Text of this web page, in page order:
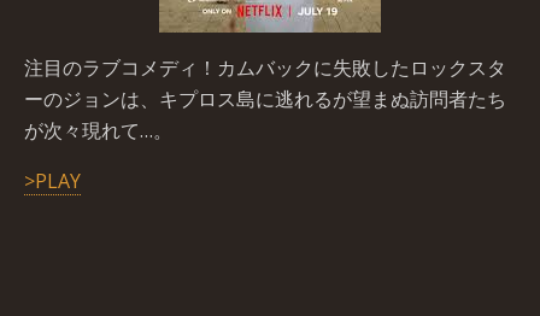
注目のラブコメディ！カムバックに失敗したロックスタ
ーのジョンは、キプロス島に逃れるが望まぬ訪問者たち
が次々現れて…。
>PLAY